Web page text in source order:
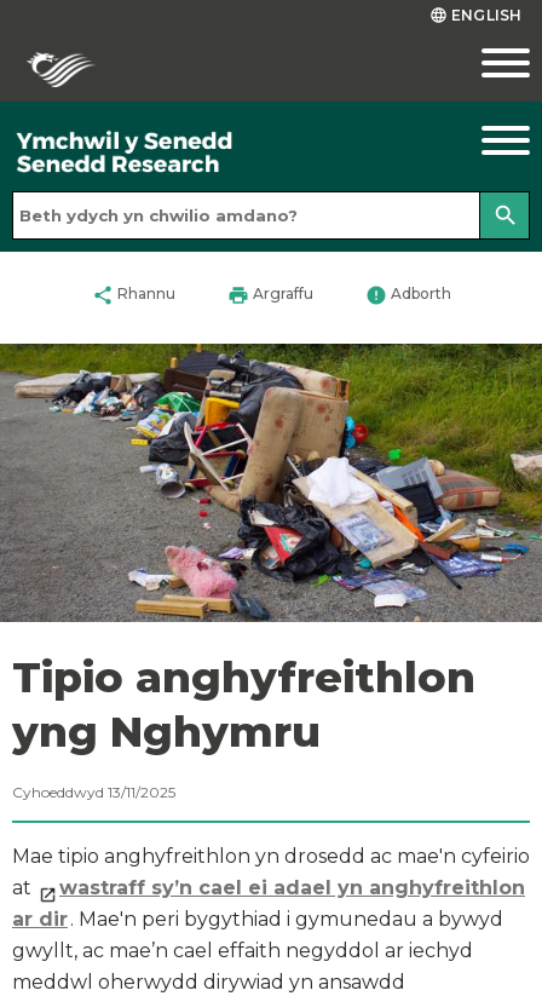
language ENGLISH
search
share Rhannu print Argraffu error Adborth
Tipio anghyfreithlon
yng Nghymru
Cyhoeddwyd 13/11/2025
Mae tipio anghyfreithlon yn drosedd ac mae'n cyfeirio
at
wastraff sy’n cael ei adael yn anghyfreithlon
ar dir. Mae'n peri bygythiad i gymunedau a bywyd
gwyllt, ac mae’n cael effaith negyddol ar iechyd
meddwl oherwydd dirywiad yn ansawdd